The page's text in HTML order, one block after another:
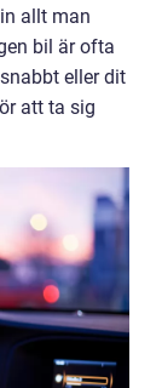
allt man
bil är ofta
eller dit
att ta sig